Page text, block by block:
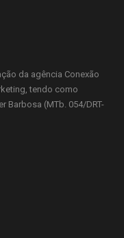
da agência Conexão
tendo como
Barbosa (MTb. 054/DRT-